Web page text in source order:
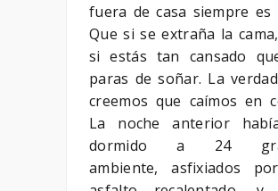
fuera de casa siempre es
Que si se extraña la
si estás tan cansado
paras de soñar. La
creemos que caímos en
La noche anterior
dormido a 24
ambiente, asfixiados